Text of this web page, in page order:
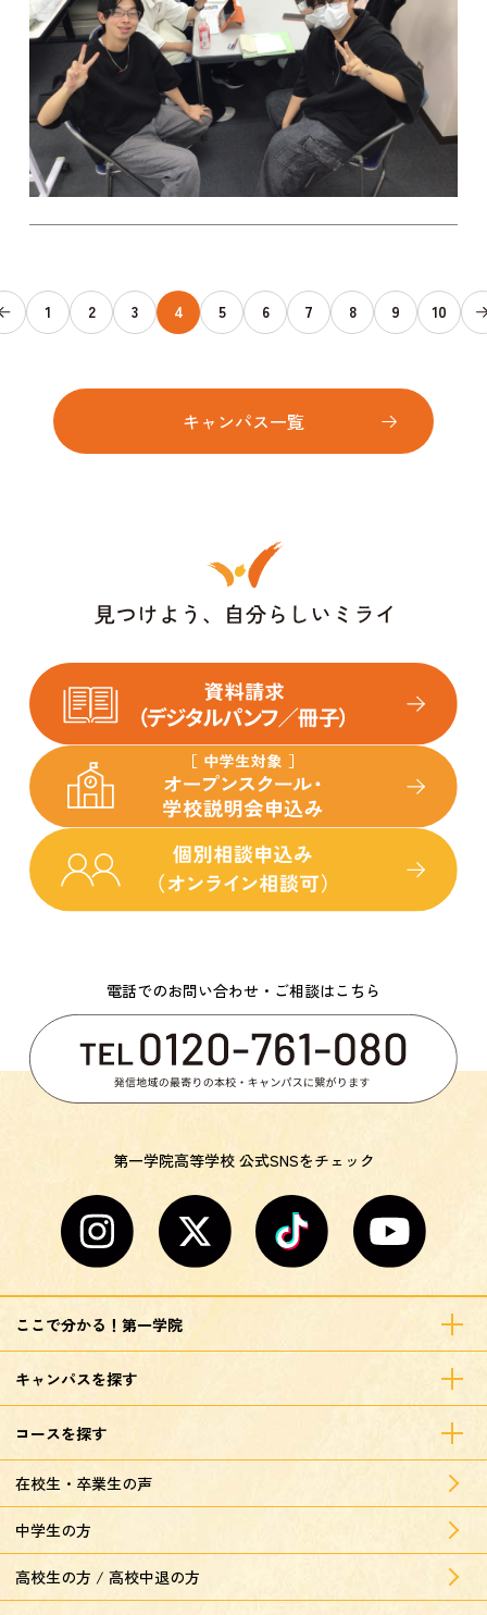
1 2 3 4 5 6 7 8 9 10
キャンパス一覧
電話でのお問い合わせ・ご相談はこちら
第一学院高等学校 公式SNSをチェック
ここで分かる！第一学院
キャンパスを探す
コースを探す
在校生・卒業生の声
中学生の方
高校生の方 / 高校中退の方